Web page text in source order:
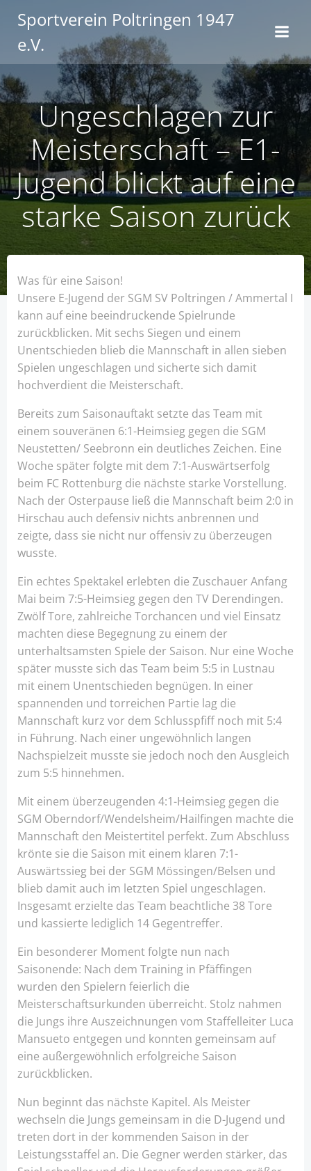
Inhalt
springen
Sportverein Poltringen 1947
e.V.
Ungeschlagen zur
Meisterschaft – E1-
Jugend blickt auf eine
starke Saison zurück
Was für eine Saison!
Unsere E-Jugend der SGM SV Poltringen / Ammertal I
kann auf eine beeindruckende Spielrunde
zurückblicken. Mit sechs Siegen und einem
Unentschieden blieb die Mannschaft in allen sieben
Spielen ungeschlagen und sicherte sich damit
hochverdient die Meisterschaft.
Bereits zum Saisonauftakt setzte das Team mit
einem souveränen 6:1-Heimsieg gegen die SGM
Neustetten/ Seebronn ein deutliches Zeichen. Eine
Woche später folgte mit dem 7:1-Auswärtserfolg
beim FC Rottenburg die nächste starke Vorstellung.
Nach der Osterpause ließ die Mannschaft beim 2:0 in
Hirschau auch defensiv nichts anbrennen und
zeigte, dass sie nicht nur offensiv zu überzeugen
wusste.
Ein echtes Spektakel erlebten die Zuschauer Anfang
Mai beim 7:5-Heimsieg gegen den TV Derendingen.
Zwölf Tore, zahlreiche Torchancen und viel Einsatz
machten diese Begegnung zu einem der
unterhaltsamsten Spiele der Saison. Nur eine Woche
später musste sich das Team beim 5:5 in Lustnau
mit einem Unentschieden begnügen. In einer
spannenden und torreichen Partie lag die
Mannschaft kurz vor dem Schlusspfiff noch mit 5:4
in Führung. Nach einer ungewöhnlich langen
Nachspielzeit musste sie jedoch noch den Ausgleich
zum 5:5 hinnehmen.
Mit einem überzeugenden 4:1-Heimsieg gegen die
SGM Oberndorf/Wendelsheim/Hailfingen machte die
Mannschaft den Meistertitel perfekt. Zum Abschluss
krönte sie die Saison mit einem klaren 7:1-
Auswärtssieg bei der SGM Mössingen/Belsen und
blieb damit auch im letzten Spiel ungeschlagen.
Insgesamt erzielte das Team beachtliche 38 Tore
und kassierte lediglich 14 Gegentreffer.
Ein besonderer Moment folgte nun nach
Saisonende: Nach dem Training in Pfäffingen
wurden den Spielern feierlich die
Meisterschaftsurkunden überreicht. Stolz nahmen
die Jungs ihre Auszeichnungen vom Staffelleiter Luca
Mansueto entgegen und konnten gemeinsam auf
eine außergewöhnlich erfolgreiche Saison
zurückblicken.
Nun beginnt das nächste Kapitel. Als Meister
wechseln die Jungs gemeinsam in die D-Jugend und
treten dort in der kommenden Saison in der
Leistungsstaffel an. Die Gegner werden stärker, das